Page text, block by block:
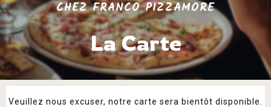
CHEZ FRANCO PIZZAMORE
La Carte
Veuillez nous excuser, notre carte sera bientôt disponible.